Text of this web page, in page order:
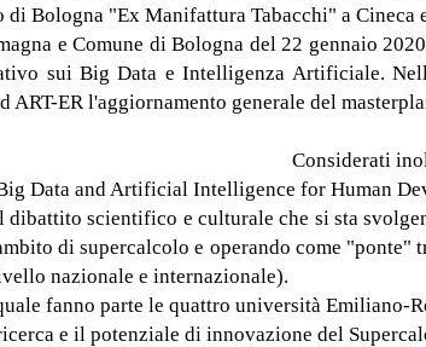
Bologna "Ex Manifattura Tabacchi" a Cineca
e Comune di Bologna del 22 gennaio
sui Big Data e Intelligenza Artificiale.
ER l'aggiornamento generale del
Considerati
Data and Artificial Intelligence for Human
scientifico e culturale che si sta
di supercalcolo e operando come
nazionale e internazionale).
fanno parte le quattro università
e il potenziale di innovazione del